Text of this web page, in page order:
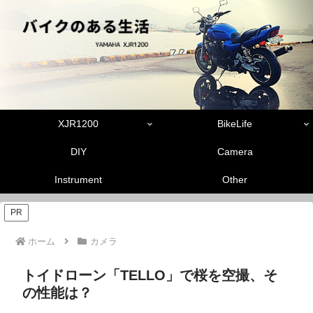
XJR1200 BikeLife
DIY Camera
Instrument Other
PR
ホーム カメラ
トイドローン「TELLO」で桜を空撮、そ
の性能は？